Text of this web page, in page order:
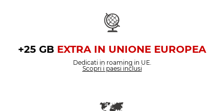
+25 GB EXTRA IN UNIONE EUROPEA
Dedicati in roaming in UE.
Scopri i paesi inclusi